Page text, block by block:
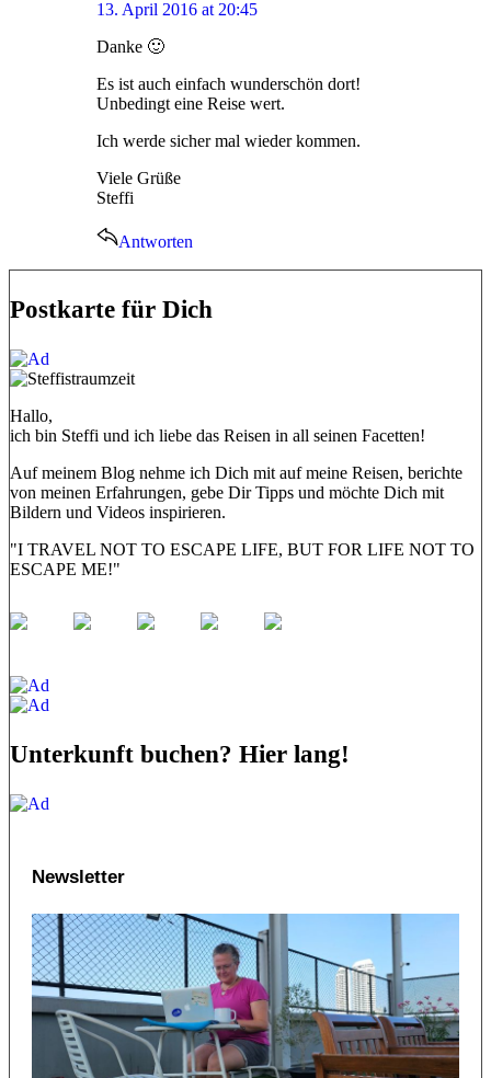
13. April 2016 at 20:45
Danke 🙂
Es ist auch einfach wunderschön dort!
Unbedingt eine Reise wert.
Ich werde sicher mal wieder kommen.
Viele Grüße
Steffi
Antworten
Postkarte für Dich
Hallo,
ich bin Steffi und ich liebe das Reisen in all seinen Facetten!
Auf meinem Blog nehme ich Dich mit auf meine Reisen, berichte
von meinen Erfahrungen, gebe Dir Tipps und möchte Dich mit
Bildern und Videos inspirieren.
"I TRAVEL NOT TO ESCAPE LIFE, BUT FOR LIFE NOT TO
ESCAPE ME!"
Unterkunft buchen? Hier lang!
Newsletter